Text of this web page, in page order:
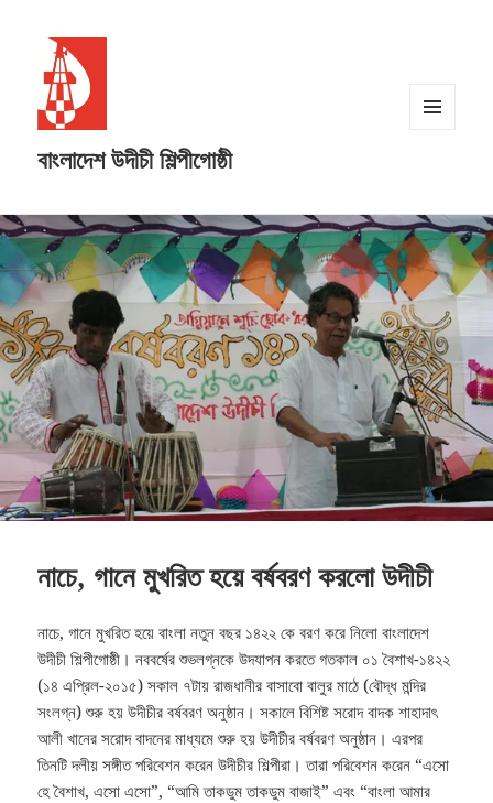
বাংলাদেশ উদীচী শিল্পীগোষ্ঠী
নাচে, গানে মুখরিত হয়ে বর্ষবরণ করলো উদীচী
নাচে, গানে মুখরিত হয়ে বাংলা নতুন বছর ১৪২২ কে বরণ করে নিলো বাংলাদেশ
উদীচী শিল্পীগোষ্ঠী। নববর্ষের শুভলগ্নকে উদযাপন করতে গতকাল ০১ বৈশাখ-১৪২২
(১৪ এপ্রিল-২০১৫) সকাল ৭টায় রাজধানীর বাসাবো বালুর মাঠে (বৌদ্ধ মন্দির
সংলগ্ন) শুরু হয় উদীচীর বর্ষবরণ অনুষ্ঠান।সকালে বিশিষ্ট সরোদ বাদক শাহাদাৎ
আলী খানের সরোদ বাদনের মাধ্যমে শুরু হয় উদীচীর বর্ষবরণ অনুষ্ঠান। এরপর
তিনটি দলীয় সঙ্গীত পরিবেশন করেন উদীচীর শিল্পীরা। তারা পরিবেশন করেন “এসো
হে বৈশাখ, এসো এসো”, “আমি তাকডুম তাকডুম বাজাই” এবং “বাংলা আমার